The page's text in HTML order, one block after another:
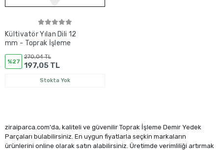
Kültivatör Yılan Dili 12
mm - Toprak İşleme
%27
270,04 TL
197,05 TL
Stokta Yok
ziraiparca.com'da, kaliteli ve güvenilir Toprak İşleme Demir Yedek
Parçaları bulabilirsiniz. En uygun fiyatlarla seçkin markaların
ürünlerini online olarak satın alabilirsiniz. Üretimde verimliliği artırmak